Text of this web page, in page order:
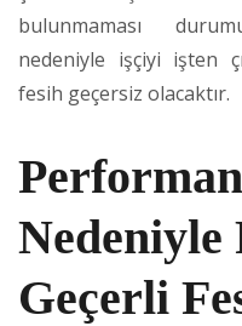
bulunmaması
nedeniyle işçiyi işten
fesih geçersiz olacaktır.
Nedeniyle
Geçerli